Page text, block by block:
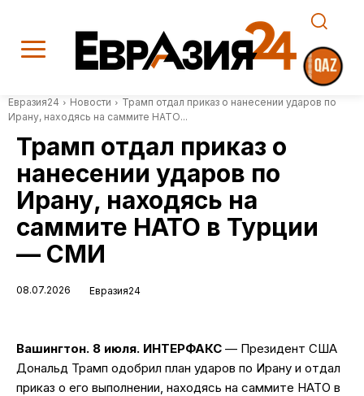
Евразия24 Новости
Трамп отдал приказ о нанесении ударов по
Ирану, находясь на саммите НАТО...
Трамп отдал приказ о
нанесении ударов по
Ирану, находясь на
саммите НАТО в Турции
— СМИ
08.07.2026 Евразия24
Вашингтон. 8 июля. ИНТЕРФАКС — Президент США
Дональд Трамп одобрил план ударов по Ирану и отдал
приказ о его выполнении, находясь на саммите НАТО в